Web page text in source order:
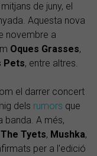
de juny, el
Aquesta nova
novembre a
Oques Grasses,
Pets, entre altres.
el darrer concert
dels rumors que
banda. A més,
The Tyets, Mushka,
per a l'edició